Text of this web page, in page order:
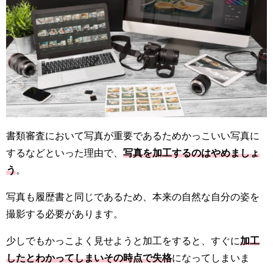
書類審査において写真が重要であるためかっこいい写真に
するなどといった理由で、 写真を加工するのはやめましょ
う
写真も履歴書と同じであるため、本来の自然な自分の姿を
撮影する必要があります。
少しでもかっこよく見せようと加工をすると、すぐに加工
したとわかってしまいその時点で失格になってしまいま